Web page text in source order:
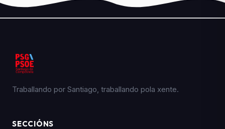
Traballando por Santiago, traballando pola xente.
SECCIÓNS